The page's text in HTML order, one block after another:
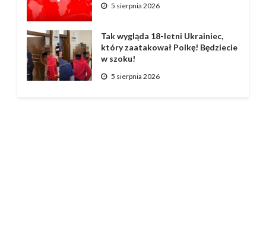
5 sierpnia 2026
Tak wygląda 18-letni Ukrainiec,
który zaatakował Polkę! Będziecie
w szoku!
5 sierpnia 2026